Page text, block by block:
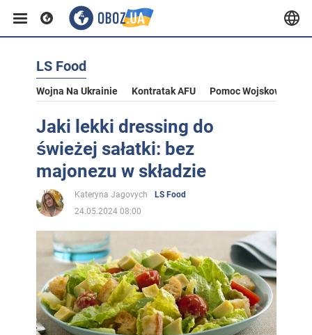
LS Food
Wojna Na Ukrainie Kontratak AFU Pomoc Wojskowa Dla
Jaki lekki dressing do
świeżej sałatki: bez
majonezu w składzie
Kateryna Jagovych
LS Food
24.05.2024 08:00